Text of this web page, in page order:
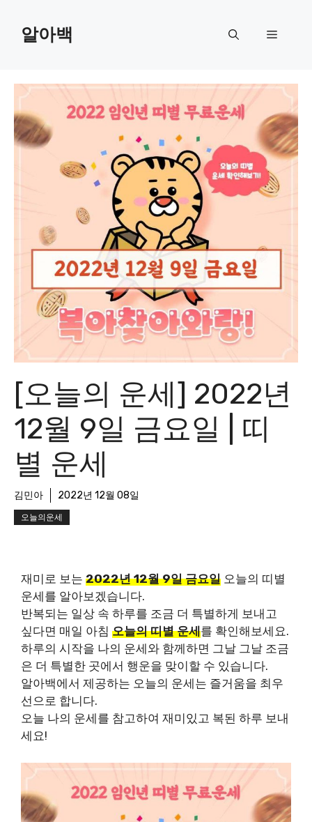
content알아백 Menu
[오늘의 운세] 2022년
12월 9일 금요일 | 띠
별 운세
김민아 2022년 12월 08일
오늘의운세
재미로 보는 2022년 12월 9일 금요일 오늘의 띠별
운세를 알아보겠습니다.
반복되는 일상 속 하루를 조금 더 특별하게 보내고
싶다면 매일 아침 오늘의 띠별 운세를 확인해보세요.
하루의 시작을 나의 운세와 함께하면 그날 그날 조금
은 더 특별한 곳에서 행운을 맞이할 수 있습니다.
알아백에서 제공하는 오늘의 운세는 즐거움을 최우
선으로 합니다.
오늘 나의 운세를 참고하여 재미있고 복된 하루 보내
세요!